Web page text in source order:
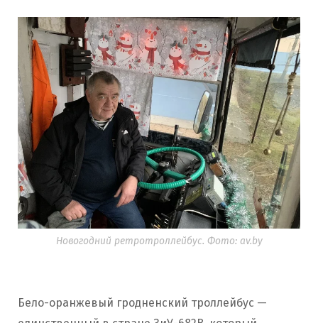
Новогодний ретротроллейбус. Фото: av.by
Бело-оранжевый гродненский троллейбус —